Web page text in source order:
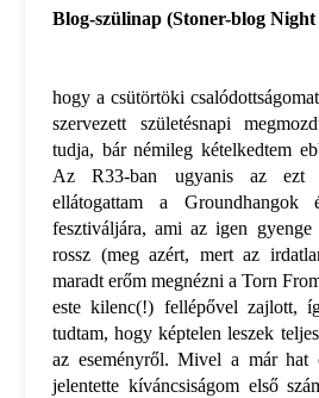
Blog-szülinap (Stoner-blog
hogy a csütörtöki
szervezett születésnapi
tudja, bár némileg kételkedtem
Az R33-ban ugyanis az ezt
ellátogattam a Groundhangok
fesztiváljára, ami az igen
rossz (meg azért, mert az
maradt erőm megnézni a Torn
este kilenc(!) fellépővel zajlott,
tudtam, hogy képtelen leszek
az eseményről. Mivel a már hat
jelentette kíváncsiságom első